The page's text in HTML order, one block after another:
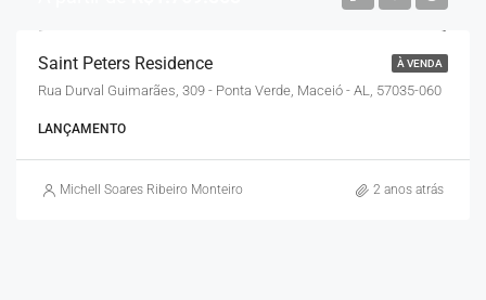
À VENDA
Saint Peters Residence
Rua Durval Guimarães, 309 - Ponta Verde, Maceió - AL, 57035-060
LANÇAMENTO
Michell Soares Ribeiro Monteiro 2 anos atrás